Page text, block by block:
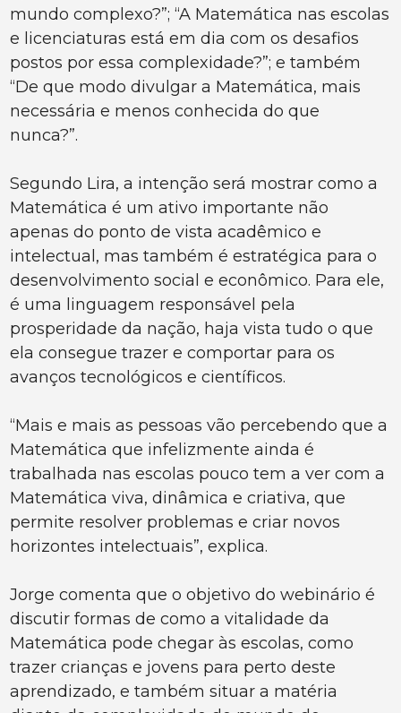
mundo complexo?”; “A Matemática nas escolas
e licenciaturas está em dia com os desafios
postos por essa complexidade?”; e também
“De que modo divulgar a Matemática, mais
necessária e menos conhecida do que
nunca?”.
Segundo Lira, a intenção será mostrar como a
Matemática é um ativo importante não
apenas do ponto de vista acadêmico e
intelectual, mas também é estratégica para o
desenvolvimento social e econômico. Para ele,
é uma linguagem responsável pela
prosperidade da nação, haja vista tudo o que
ela consegue trazer e comportar para os
avanços tecnológicos e científicos.
“Mais e mais as pessoas vão percebendo que a
Matemática que infelizmente ainda é
trabalhada nas escolas pouco tem a ver com a
Matemática viva, dinâmica e criativa, que
permite resolver problemas e criar novos
horizontes intelectuais”, explica.
Jorge comenta que o objetivo do webinário é
discutir formas de como a vitalidade da
Matemática pode chegar às escolas, como
trazer crianças e jovens para perto deste
aprendizado, e também situar a matéria